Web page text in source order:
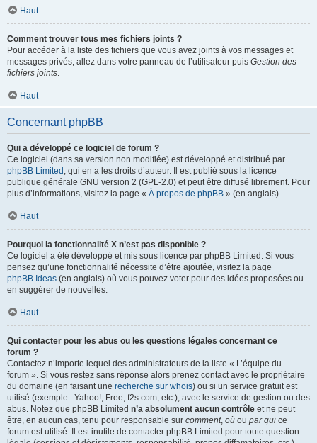
Haut
Comment trouver tous mes fichiers joints ?
Pour accéder à la liste des fichiers que vous avez joints à vos messages et
messages privés, allez dans votre panneau de l’utilisateur puis Gestion des
fichiers joints.
Haut
Concernant phpBB
Qui a développé ce logiciel de forum ?
Ce logiciel (dans sa version non modifiée) est développé et distribué par
phpBB Limited , qui en a les droits d’auteur. Il est publié sous la licence
publique générale GNU version 2 (GPL-2.0) et peut être diffusé librement. Pour
plus d’informations, visitez la page « À propos de phpBB » (en anglais).
Haut
Pourquoi la fonctionnalité X n’est pas disponible ?
Ce logiciel a été développé et mis sous licence par phpBB Limited. Si vous
pensez qu’une fonctionnalité nécessite d’être ajoutée, visitez la page
phpBB Ideas (en anglais) où vous pouvez voter pour des idées proposées ou
en suggérer de nouvelles.
Haut
Qui contacter pour les abus ou les questions légales concernant ce
forum ?
Contactez n’importe lequel des administrateurs de la liste « L’équipe du
forum ». Si vous restez sans réponse alors prenez contact avec le propriétaire
du domaine (en faisant une recherche sur whois) ou si un service gratuit est
utilisé (exemple : Yahoo!, Free, f2s.com, etc.), avec le service de gestion ou des
abus. Notez que phpBB Limited n’a absolument aucun contrôle et ne peut
être, en aucun cas, tenu pour responsable sur comment, où ou par qui ce
forum est utilisé. Il est inutile de contacter phpBB Limited pour toute question